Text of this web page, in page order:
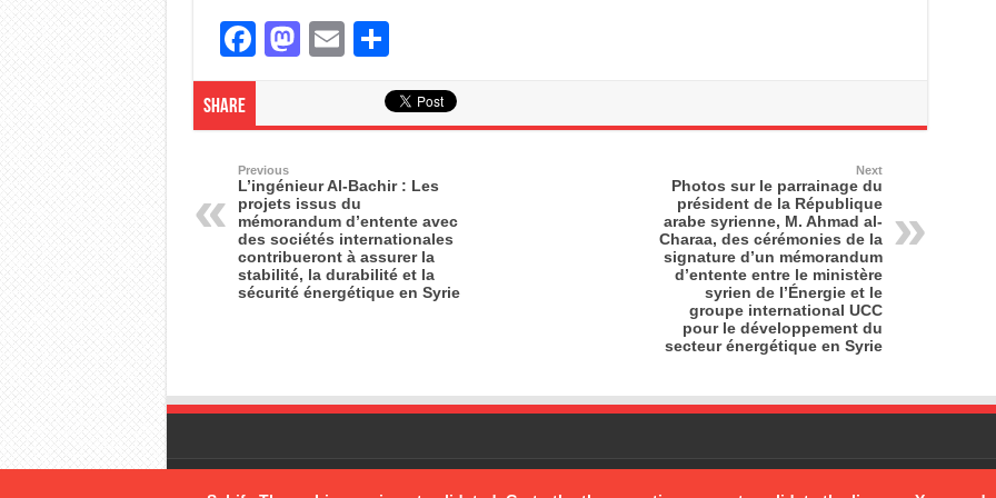
F
a
b
o
o
k
M
d
o
n
E
ar
Share
Previous
L’ingénieur Al-Bachir : Les
projets issus du
mémorandum d’entente avec
des sociétés internationales
contribueront à assurer la
stabilité, la durabilité et la
sécurité énergétique en Syrie
Next
Photos sur le parrainage du
président de la République
arabe syrienne, M. Ahmad al-
Charaa, des cérémonies de la
signature d’un mémorandum
d’entente entre le ministère
syrien de l’Énergie et le
groupe international UCC
pour le développement du
secteur énergétique en Syrie